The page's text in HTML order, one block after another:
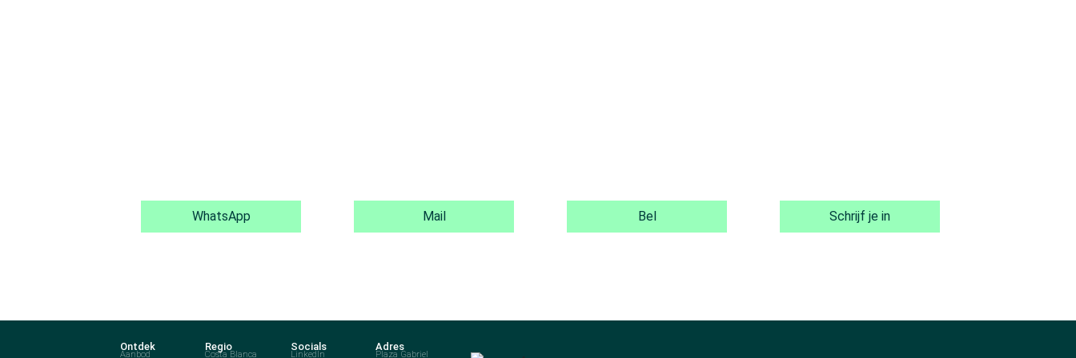
WhatsApp Mail Bel Schrijf je in
Ontdek
Aanbod
Regio
Costa Blanca
Socials
LinkedIn
Adres
Plaza Gabriel